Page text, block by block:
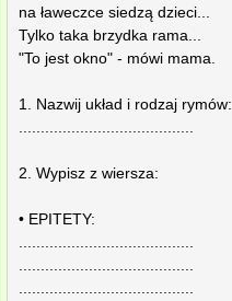
na ławeczce siedzą dzieci...
Tylko taka brzydka rama...
"To jest okno" - mówi mama.
1. Nazwij układ i rodzaj rymów:
........................................
2. Wypisz z wiersza:
• EPITETY:
........................................
........................................
........................................